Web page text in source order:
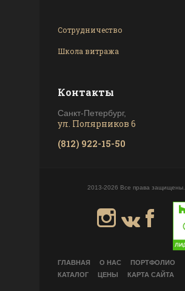
Сотрудничество
Школа витража
Контакты
Санкт-Петербург,
ул. Полярников 6
(812) 922-15-50
2013-2026 Все права защищены.
ГЛАВНАЯ О НАС
ПОРТФОЛИО
КАТАЛОГ
ЦЕНЫ КАРТА САЙТА